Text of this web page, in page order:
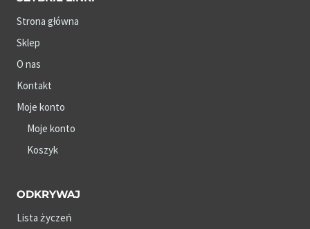
Strona główna
Sklep
O nas
Kontakt
Moje konto
Moje konto
Koszyk
ODKRYWAJ
Lista życzeń